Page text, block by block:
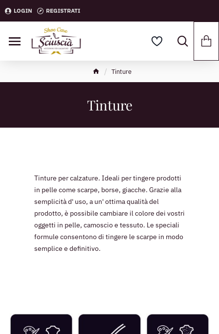
LOGIN REGISTRATI
Tinture
Tinture
Tinture per calzature. Ideali per tingere prodotti
in pelle come scarpe, borse, giacche. Grazie alla
semplicità d' uso, a un' ottima qualità del
prodotto, è possibile cambiare il colore dei vostri
oggetti in pelle, camoscio e tessuto. Le speciali
formule consentono di tingere le scarpe in modo
semplice e definitivo.